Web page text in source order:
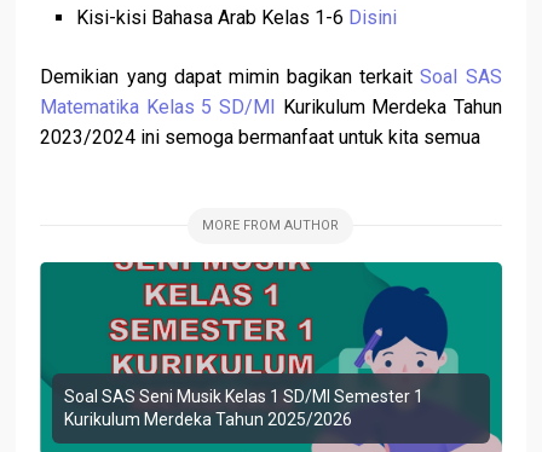
Kisi-kisi Bahasa Arab Kelas 1-6 Disini
Demikian yang dapat mimin bagikan terkaitSoal SAS
Matematika Kelas 5 SD/MI Kurikulum Merdeka Tahun
2023/2024 ini semoga bermanfaat untuk kita semua
MORE FROM AUTHOR
Soal SAS Seni Musik Kelas 1 SD/MI Semester 1
Kurikulum Merdeka Tahun 2025/2026